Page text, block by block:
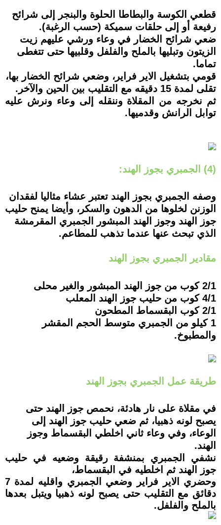
قطعي الكوسة والبطاطا الحلوة والبنجر إلى شرائح
رفيعة أو إلى حلقات سميكة (حسب الرغبة).
ضعي شرائح الخضار في وعاء ورشي عليهم زيت
الزيتون وتبليها بالملح والفلفل وقلبيها حتى تتغطى
تماما.
قومي بتشغيل الاير فراير، وضعي شرائح الخضار بها،
تقلى لمدة 15 دقيقه مع التقليب بين الحين والآخر.
ثم نخرجه من المقلاة وننقله إلى وعاء ونرش عليه
توابل الرانش وقدميها.
(4) الجمبري بجوز الهند:
وصفه الجمبري بجوز الهند تعتبر عشاء مثاليا لفقدان
الوزنن لخلوها من الدهون والسكر، وأيضا يمنح حليب
جوز الهند وجوز الهند المبشور الجمبري المقرمشة
الذي تبحث عنها عندما تذهب للمطاعم.
مقادير الجمبري بجوز الهند
2/1 كوب من جوز الهند المبشور والغير محلى
4/1 كوب من حليب جوز الهند المعلب
2/1 كوب البقسماط المطحون
1 كيلو من الجمبري متوسط الحجم المقشر
والمطبوخ.
طريقة عمل الجمبري بجوز الهند
في مقلاة على نار هادئة، نحمص جوز الهند حتى
يصبح لونه ذهبيا، ثم ضعي حليب جوز الهند إلى
الوعاء، وفي وعاء ثاني اخلطي البقسماط وجوز
الهند.
نشفي الجمبري بمنشفة رقيقة وضعيه في حليب
جوز الهند ثم اخلطيه في البقسماط،
وحضري الاير فراير وضعي الجمبري واقليه لمدة 7
دقائق مع التقليب حتى يصبح لونه ذهبيا ويتبل بعدها
بالملح والفلفل.